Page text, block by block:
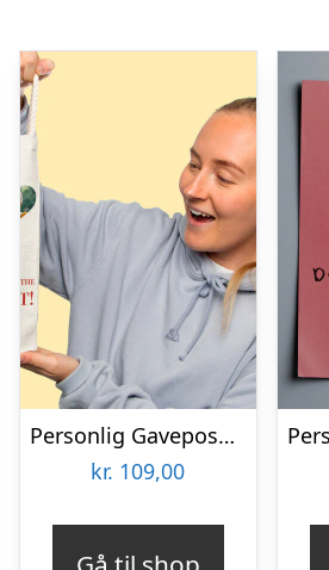
Personlig Gavepose til vin med Fotohjerte & Tekst
kr. 109,00